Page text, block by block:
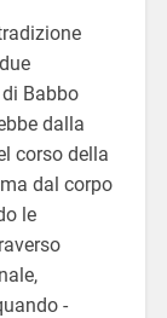
Babbo
dalla
corso della
dal corpo
le
-